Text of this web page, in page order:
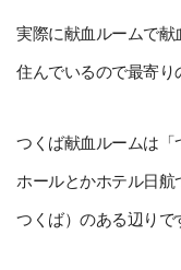
実際に献血ルームで献
住んでいるので最寄り
つくば献血ルームは
ホールとかホテル日
つくば）のある辺りで